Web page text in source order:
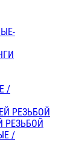
/
РЕЗЬБОЙ
/